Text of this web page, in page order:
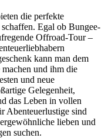
die perfekte
Egal ob Bungee-
Offroad-Tour –
kann man dem
machen und ihm die
und neue
Gelegenheit,
das Leben in vollen
Abenteuerlustige sind
lieben und
suchen.